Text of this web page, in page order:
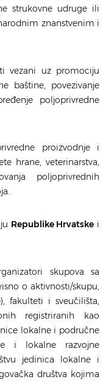
strukovne udruge ili
znanstvenim i
vezani uz promociju
baštine, povezivanje
poljoprivredne
proizvodnje i
hrane, veterinarstva,
poljoprivrednih
Republike Hrvatske i
skupova sa
o aktivnosti/skupu,
fakulteti i sveučilišta,
registriranih kao
lokalne i područne
i lokalne razvojne
jedinica lokalne i
društva kojima